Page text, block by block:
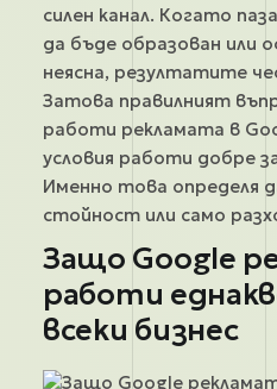
силен канал. Когато
да бъде образован или
неясна, резултатите
Затова правилният
работи рекламата в
условия работи добре
Именно това определя
стойност или само
Защо Google
работи
всеки бизнес